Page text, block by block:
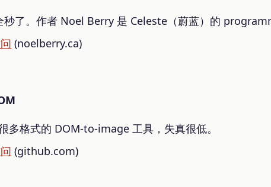
秒了。作者 Noel Berry 是 Celeste（蔚蓝）的
(noelberry.ca)
多格式的 DOM-to-image 工具，失真很低。
(github.com)